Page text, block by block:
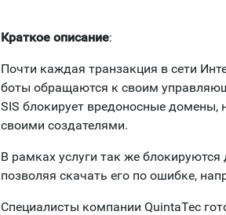
Краткое описание:
Почти каждая транзакция в сети
боты обращаются к своим
SIS блокирует вредоносные
своими создателями.
В рамках услуги так же
позволяя скачать его по ошибке,
Специалисты компании QuintaTec